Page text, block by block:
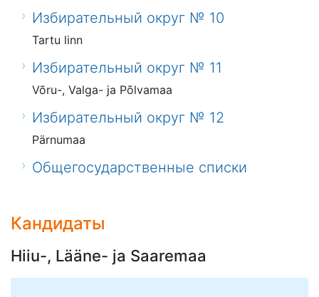
Избирательный округ № 10
Tartu linn
Избирательный округ № 11
Võru-, Valga- ja Põlvamaa
Избирательный округ № 12
Pärnumaa
Общегосударственные списки
Кандидаты
Hiiu-, Lääne- ja Saaremaa